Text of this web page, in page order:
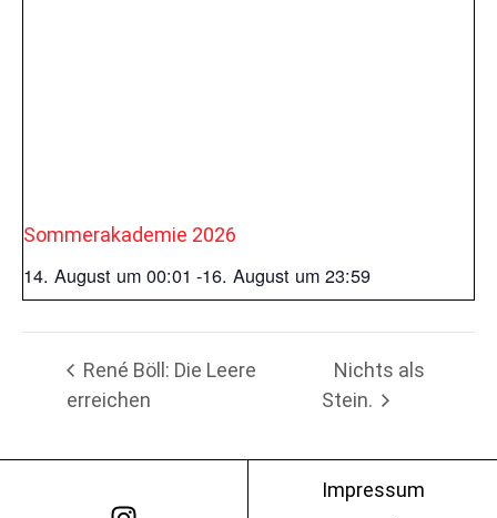
Sommerakademie 2026
14. August um 00:01 -16. August um 23:59
René Böll: Die Leere
erreichen
Nichts als
Stein.
Impressum